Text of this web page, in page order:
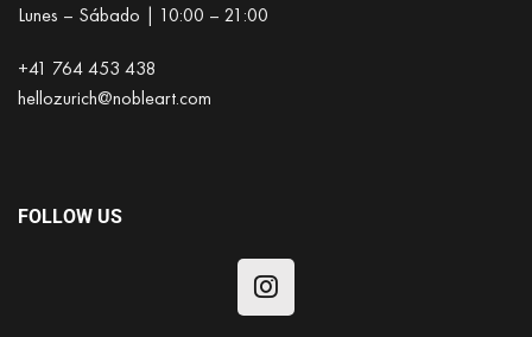
Lunes – Sábado | 10:00 – 21:00
+41 764 453 438
hellozurich@nobleart.com
FOLLOW US